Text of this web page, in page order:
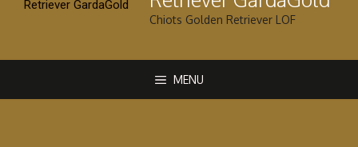
Chiots Golden Retriever LOF
MENU